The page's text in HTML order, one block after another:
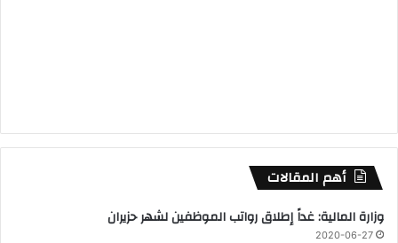
أهم المقالات
وزارة المالية: غداً إطلاق رواتب الموظفين لشهر حزيران
2020-06-27